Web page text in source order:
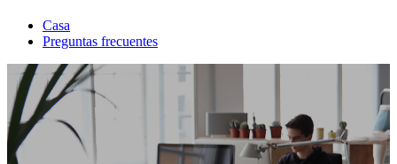
Casa
Preguntas frecuentes